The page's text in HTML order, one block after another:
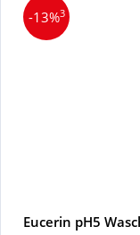
-13%3
Eucerin pH5